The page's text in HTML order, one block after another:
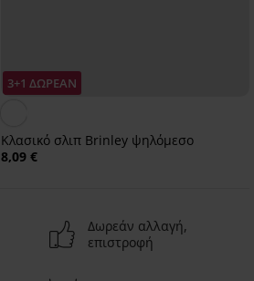
3+1 ΔΩΡΕΑΝ
Κλασικό σλιπ Brinley ψηλόμεσο
8,09 €
Δωρεάν αλλαγή,
επιστροφή